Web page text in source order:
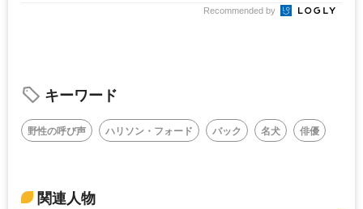
Recommended by
キーワード
野性の呼び声 ハリソン・フォード バック 名犬 俳優
関連人物